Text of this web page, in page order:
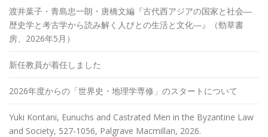
渡井葉子・青島忠一朗・唐橋文編『古代西アジアの国家と社会―
歴史学と考古学から読み解く人びとの生活と文化―』（勁草書
房、2026年5月）
新任教員が着任しました
2026年度からの「世界史・地理学専修」のスタートについて
Yuki Kontani, Eunuchs and Castrated Men in the Byzantine Law
and Society, 527-1056, Palgrave Macmillan, 2026.